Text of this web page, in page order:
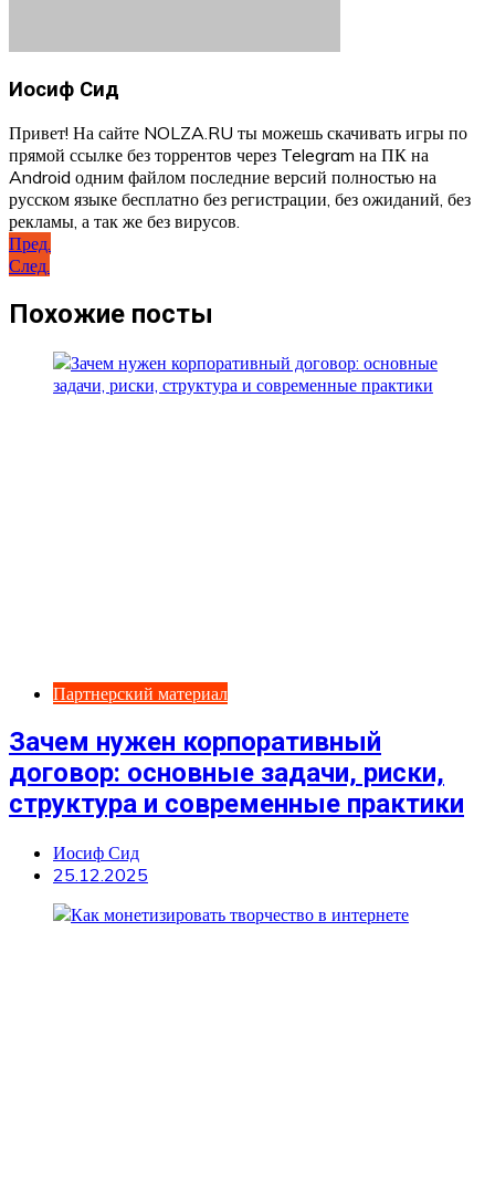
Иосиф Сид
Привет! На сайте NOLZA.RU ты можешь скачивать игры по
прямой ссылке без торрентов через Telegram на ПК на
Android одним файлом последние версий полностью на
русском языке бесплатно без регистрации, без ожиданий, без
рекламы, а так же без вирусов.
Навигация
по
записям
Пред.
След.
Похожие посты
Партнерский материал
Зачем нужен корпоративный
договор: основные задачи, риски,
структура и современные практики
Иосиф Сид
25.12.2025